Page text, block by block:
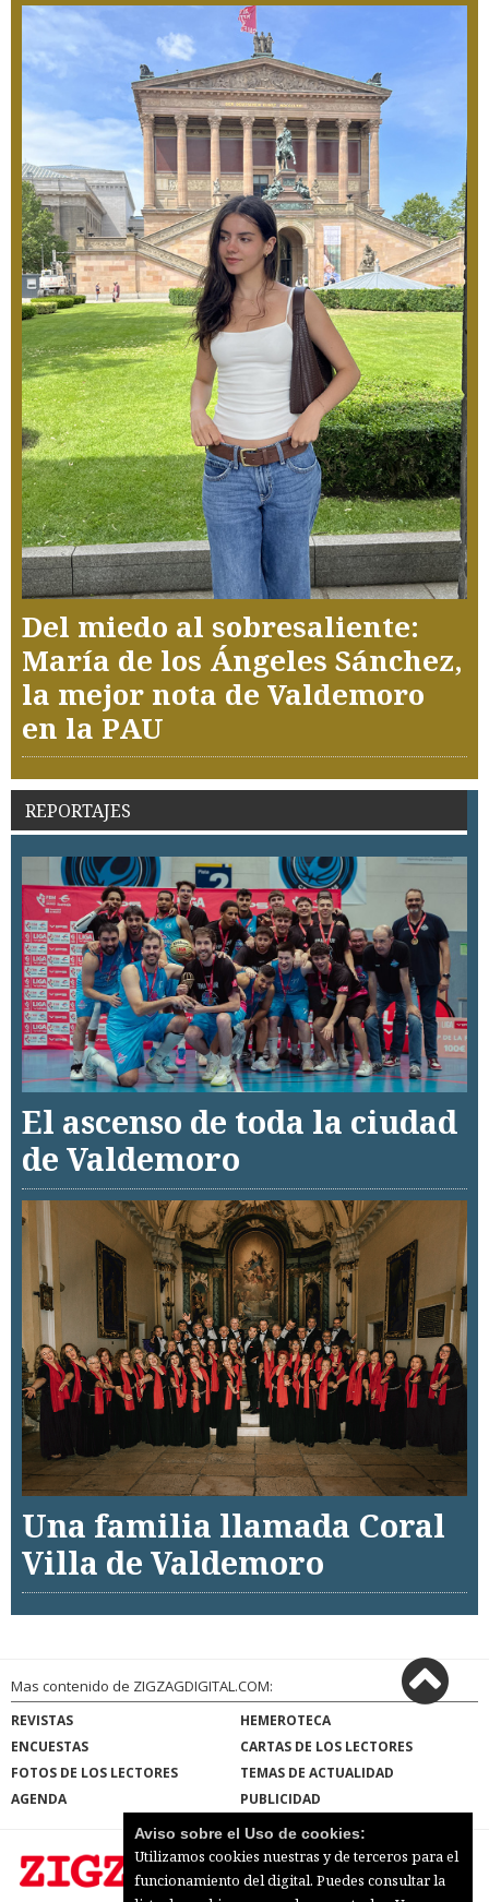
Del miedo al sobresaliente:
María de los Ángeles Sánchez,
la mejor nota de Valdemoro
en la PAU
REPORTAJES
El ascenso de toda la ciudad
de Valdemoro
Una familia llamada Coral
Villa de Valdemoro
Mas contenido de ZIGZAGDIGITAL.COM:
REVISTAS
HEMEROTECA
ENCUESTAS
CARTAS DE LOS LECTORES
FOTOS DE LOS LECTORES
TEMAS DE ACTUALIDAD
AGENDA
PUBLICIDAD
Aviso sobre el Uso de cookies:
Utilizamos cookies nuestras y de terceros para el
funcionamiento del digital. Puedes consultar la